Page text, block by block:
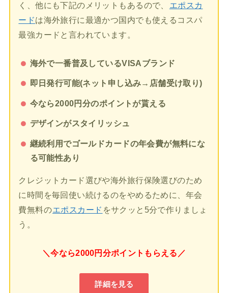
く、他にも下記のメリットもあるので、
エポスカ
ードは海外旅行に最適かつ国内でも使えるコスパ
最強カードと言われています。
海外で一番普及しているVISAブランド
即日発行可能(ネット申し込み→店舗受け取り)
今なら2000円分のポイントが貰える
デザインがスタイリッシュ
継続利用でゴールドカードの年会費が無料にな
る可能性あり
クレジットカード選びや海外旅行保険選びのため
に時間を毎回使い続けるのをやめるために、年会
費無料のエポスカード をサクッと5分で作りましょ
う。
＼今なら2000円分ポイントもらえる／
詳細を見る